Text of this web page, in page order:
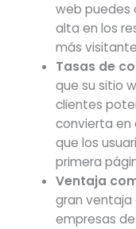
web puedes
alta en los
más
Tasas de
que su sitio
clientes
convierta en
que los
primera
Ventaja
gran
empresas